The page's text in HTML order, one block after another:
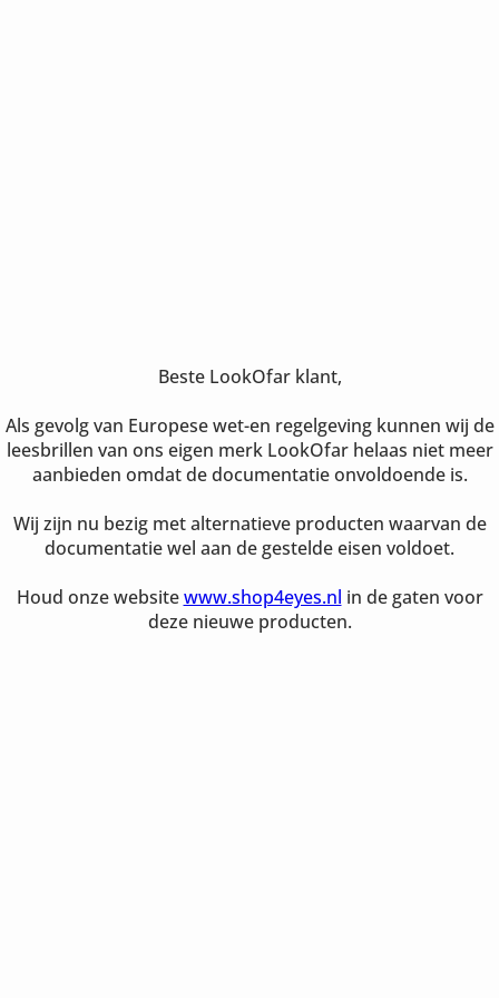
Beste LookOfar klant,
Als gevolg van Europese wet-en regelgeving kunnen wij de
leesbrillen van ons eigen merk LookOfar helaas niet meer
aanbieden omdat de documentatie onvoldoende is.
Wij zijn nu bezig met alternatieve producten waarvan de
documentatie wel aan de gestelde eisen voldoet.
Houd onze websitewww.shop4eyes.nl in de gaten voor
deze nieuwe producten.